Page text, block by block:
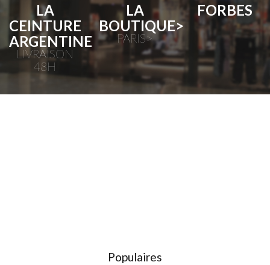
LA
CEINTURE
ARGENTINE
LIVRAISON
48H
LA
BOUTIQUE>
PARIS>
FORBES
Populaires